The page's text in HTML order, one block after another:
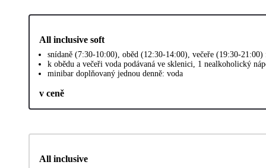
All inclusive soft
snídaně (7:30-10:00), oběd (12:30-14:00), večeře (19:30-
k obědu a večeři voda podávaná ve sklenici, 1 nealkoholický
minibar doplňovaný jednou denně: voda
v ceně
All inclusive